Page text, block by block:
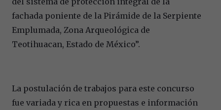
fachada poniente de la Pirámide de la Serpiente
Emplumada, Zona Arqueológica de
Teotihuacan, Estado de México”.
La postulación de trabajos para este concurso
fue variada y rica en propuestas e información